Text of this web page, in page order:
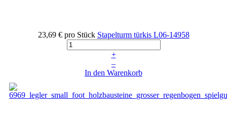
23,69 € pro Stück Stapelturm türkis L06-14958
+
–
In den Warenkorb